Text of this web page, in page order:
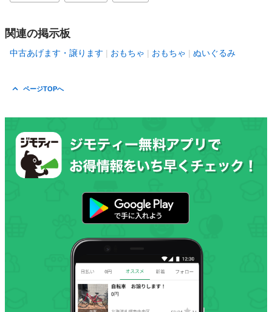
関連の掲示板
中古あげます・譲ります おもちゃ おもちゃ ぬいぐるみ
ページTOPへ